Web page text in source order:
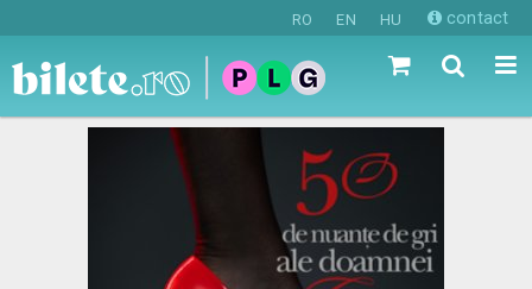
RO EN HU contact